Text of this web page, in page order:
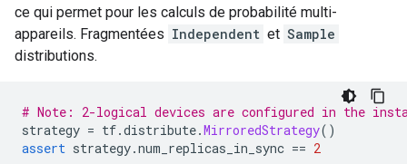
ce qui permet pour les calculs de probabilité multi-
appareils. Fragmentées Independent et Sample
distributions.
# Note: 2-logical devices are configured in the
strategy = tf.distribute.MirroredStrategy()
assert strategy.num_replicas_in_sync == 2